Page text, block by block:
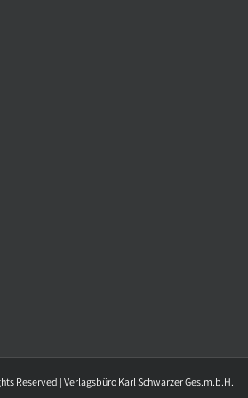
Reserved | Verlagsbüro Karl Schwarzer Ges.m.b.H.